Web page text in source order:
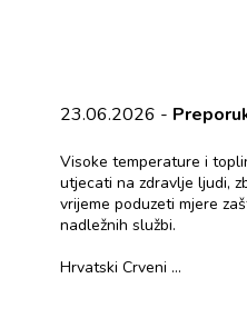
23.06.2026 -
Visoke temperature i
utjecati na zdravlje ljudi,
vrijeme poduzeti mjere
nadležnih službi.
Hrvatski Crveni ...